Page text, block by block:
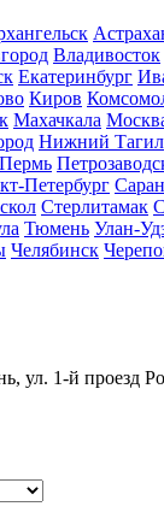
Владивосток
Екатеринбург
Киров
Махачкала
Нижний Тагил
Пермь
Петербург
Стерлитамак
Тюмень Улан-
Челябинск
ул. 1-й проезд